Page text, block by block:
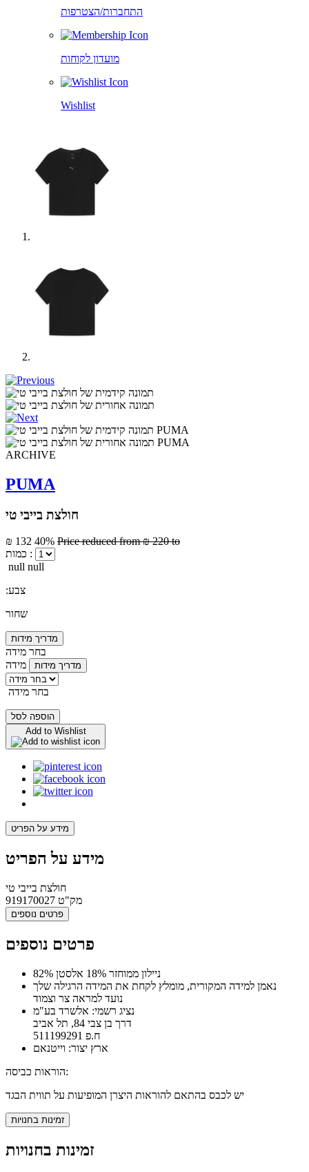
התחברות/הצטרפות
מועדון לקוחות
Wishlist
ARCHIVE
PUMA
חולצת בייבי טי
₪ 132 40% Price reduced from₪ 220 to
כמות :
null null
:צבע
שחור
מדריך מידות
בחר מידה
מידה
מדריך מידות
בחר מידה
הוספה לסל
Add to Wishlist
מידע על הפריט
מידע על הפריט
חולצת בייבי טי
מק"ט 919170027
פרטים נוספים
פרטים נוספים
82% ניילון ממוחזר 18% אלסטן
נאמן למידה המקורית, מומלץ לקחת את המידה הרגילה שלך
נועד למראה צר וצמוד
נציג רשמי: אלשרד בע"מ
דרך בן צבי 84, תל אביב
ח.פ 511199291
ארץ יצור: וייטנאם
הוראות כביסה:
יש לכבס בהתאם להוראות היצרן המופיעות על תווית הבגד
זמינות בחנויות
זמינות בחנויות